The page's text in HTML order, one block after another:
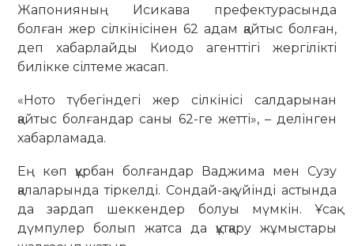
Жапонияның Исикава префектурасында
болған жер сілкінісінен 62 адам қайтыс болған,
деп хабарлайды Киодо агенттігі жергілікті
билікке сілтеме жасап.
«Ното түбегіндегі жер сілкінісі салдарынан
қайтыс болғандар саны 62-ге жетті», – делінген
хабарламада.
Ең көп құрбан болғандар Ваджима мен Сузу
қалаларында тіркелді. Сондай-ақ үйінді астында
да зардап шеккендер болуы мүмкін. Ұсақ
дүмпулер болып жатса да құтқару жұмыстары